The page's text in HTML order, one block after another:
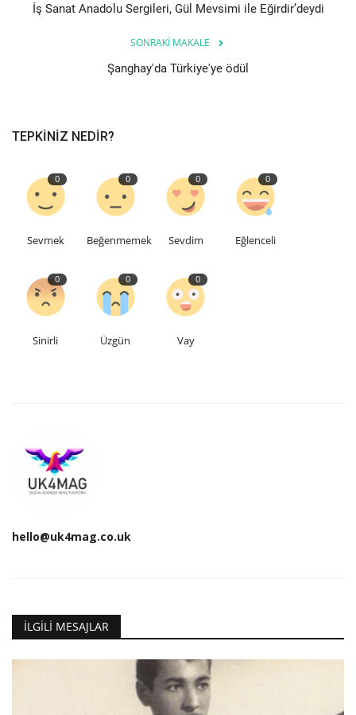
Galeri
English Turkish
İş Sanat Anadolu Sergileri, Gül Mevsimi ile Eğirdir’deydi
SONRAKI MAKALE
Şanghay'da Türkiye'ye ödül
TEPKINIZ NEDIR?
0
Sevmek
0
Beğenmemek
0
Sevdim
0
Eğlenceli
0
Sinirli
0
Üzgün
0
Vay
hello@uk4mag.co.uk
İLGILI MESAJLAR